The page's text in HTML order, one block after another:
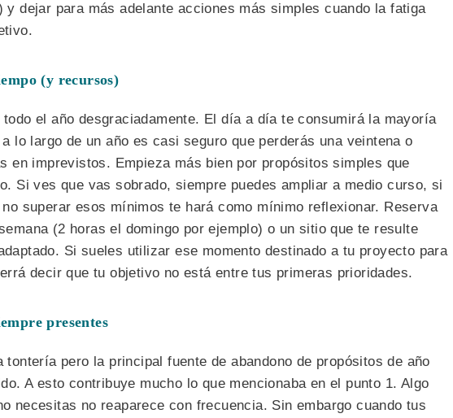
y dejar para más adelante acciones más simples cuando la fatiga
(y recursos)
todo el año desgraciadamente. El día a día te consumirá la mayoría
lo largo de un año es casi seguro que perderás una veintena o
en imprevistos. Empieza más bien por propósitos simples que
Si ves que vas sobrado, siempre puedes ampliar a medio curso, si
superar esos mínimos te hará como mínimo reflexionar. Reserva
(2 horas el domingo por ejemplo) o un sitio que te resulte
Si sueles utilizar ese momento destinado a tu proyecto para
decir que tu objetivo no está entre tus primeras prioridades.
presentes
tontería pero la principal fuente de abandono de propósitos de año
A esto contribuye mucho lo que mencionaba en el punto 1. Algo
necesitas no reaparece con frecuencia. Sin embargo cuando tus